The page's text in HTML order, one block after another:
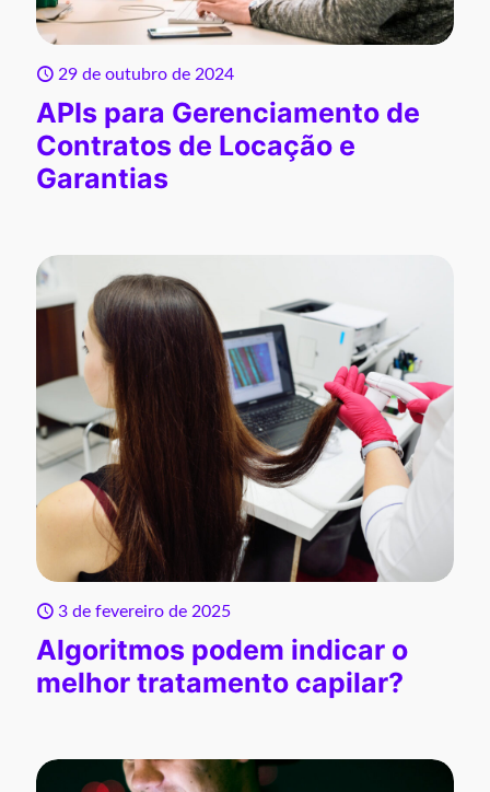
29 de outubro de 2024
APIs para Gerenciamento de
Contratos de Locação e
Garantias
3 de fevereiro de 2025
Algoritmos podem indicar o
melhor tratamento capilar?